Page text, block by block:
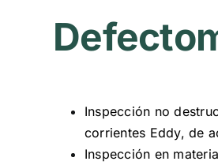
Inspección no
corrientes Eddy, de
Inspección en